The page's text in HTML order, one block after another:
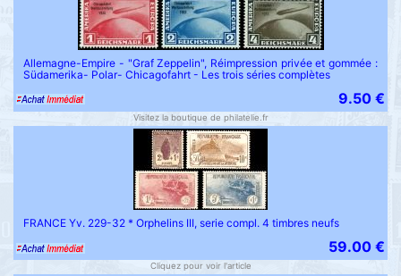
Allemagne-Empire - "Graf Zeppelin", Réimpression privée et gommée :
Südamerika- Polar- Chicagofahrt - Les trois séries complètes
9.50 €
Visitez la boutique de philatelie.fr
FRANCE Yv. 229-32 * Orphelins III, serie compl. 4 timbres neufs
59.00 €
Cliquez pour voir l'article